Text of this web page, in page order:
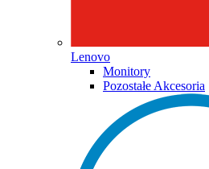
Lenovo
Monitory
Pozostałe Akcesoria